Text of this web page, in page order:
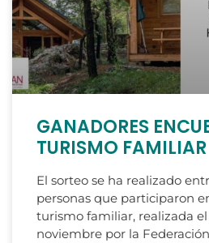
GANADORES
TURISMO FAMILIAR
El sorteo se ha realizado
personas que participaron
turismo familiar, realizada
noviembre por la